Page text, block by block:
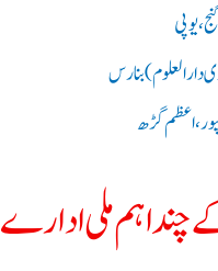
دارالعلوم )بنارس
گڑھ
اہم ملی ادارے